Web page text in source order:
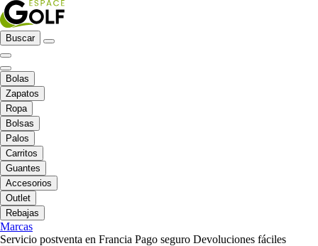
Buscar
Bolas
Zapatos
Ropa
Bolsas
Palos
Carritos
Guantes
Accesorios
Outlet
Rebajas
Marcas
Servicio postventa en Francia Pago seguro Devoluciones fáciles